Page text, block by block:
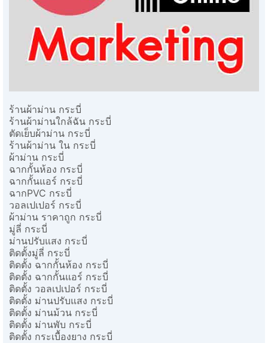
ร้านผ้าม่าน กระบี่
ร้านผ้าม่านใกล้ฉัน กระบี่
ตัดเย็บผ้าม่าน กระบี่
ร้านผ้าม่าน ใน กระบี่
ผ้าม่าน กระบี่
ฉากกั้นห้อง กระบี่
ฉากกั้นแอร์ กระบี่
ฉากPVC กระบี่
วอลเปเปอร์ กระบี่
ผ้าม่าน ราคาถูก กระบี่
มู่ลี่ กระบี่
ม่านปรับแสง กระบี่
ติดตั้งมู่ลี่ กระบี่
ติดตั้ง ฉากกั้นห้อง กระบี่
ติดตั้ง ฉากกั้นแอร์ กระบี่
ติดตั้ง วอลเปเปอร์ กระบี่
ติดตั้ง ม่านปรับแสง กระบี่
ติดตั้ง ม่านม้วน กระบี่
ติดตั้ง ม่านพับ กระบี่
ติดตั้ง กระเบื้องยาง กระบี่